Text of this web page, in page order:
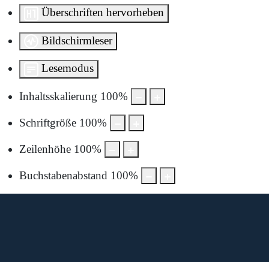
Überschriften hervorheben
Bildschirmleser
Lesemodus
Inhaltsskalierung 100%
Schriftgröße 100%
Zeilenhöhe 100%
Buchstabenabstand 100%